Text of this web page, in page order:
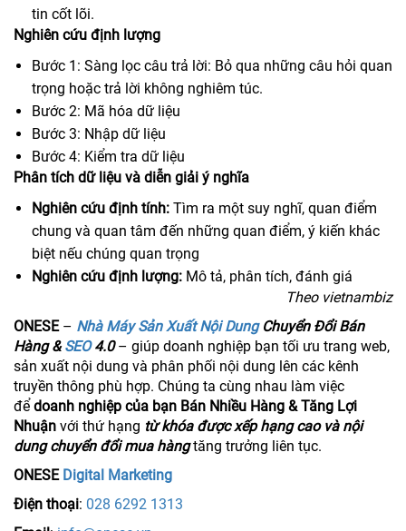
tin cốt lõi.
Nghiên cứu định lượng
Bước 1: Sàng lọc câu trả lời: Bỏ qua những câu hỏi quan
trọng hoặc trả lời không nghiêm túc.
Bước 2: Mã hóa dữ liệu
Bước 3: Nhập dữ liệu
Bước 4: Kiểm tra dữ liệu
Phân tích dữ liệu và diễn giải ý nghĩa
Nghiên cứu định tính: Tìm ra một suy nghĩ, quan điểm
chung và quan tâm đến những quan điểm, ý kiến khác
biệt nếu chúng quan trọng
Nghiên cứu định lượng: Mô tả, phân tích, đánh giá
Theo vietnambiz
ONESE– Nhà Máy Sản Xuất Nội DungChuyển Đổi Bán
Hàng &SEO4.0– giúp doanh nghiệp bạn tối ưu trang web,
sản xuất nội dung và phân phối nội dung lên các kênh
truyền thông phù hợp. Chúng ta cùng nhau làm việc
để doanh nghiệp của bạn Bán Nhiều Hàng & Tăng Lợi
Nhuận với thứ hạng từ khóa được xếp hạng cao và nội
dung chuyển đổi mua hàngtăng trưởng liên tục.
ONESE Digital Marketing
Điện thoại: 028 6292 1313